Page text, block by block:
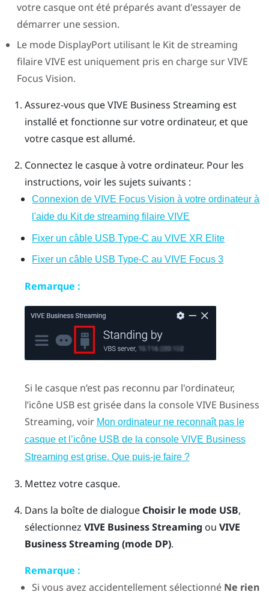
votre casque ont été préparés avant d'essayer de
démarrer une session.
Le mode DisplayPortutilisant le Kit de streaming
filaire VIVE est uniquement pris en charge surVIVE
Focus Vision.
Assurez-vous queVIVE Business Streaming est
installé et fonctionne sur votre ordinateur, et que
votre casque est allumé.
Connectez le casque à votre ordinateur. Pour les
instructions, voir les sujets suivants :
Connexion de VIVE Focus Vision à votre ordinateur à
l'aide du Kit de streaming filaire VIVE
Fixer un câble USB Type-C au VIVE XR Elite
Fixer un câble USB Type-C au VIVE Focus 3
Remarque :
Si le casque n’est pas reconnu par l'ordinateur,
l’icône USB est grisée dans la consoleVIVE Business
Streaming, voir Mon ordinateur ne reconnaît pas le
casque et l’icône USB de la console VIVE Business
Streaming est grise. Que puis-je faire ?
Mettez votre casque.
Dans la boîte de dialogue Choisir le mode USB,
sélectionnez VIVE Business Streaming ou VIVE
Business Streaming (mode DP).
Remarque :
Si vous avez accidentellement sélectionné Ne rien